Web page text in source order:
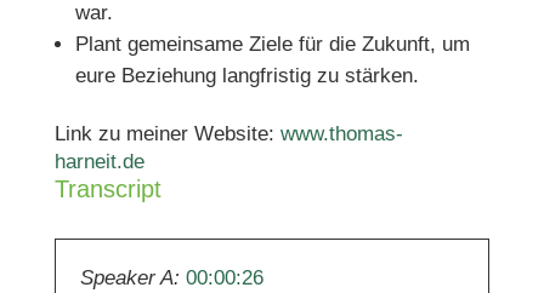
war.
Plant gemeinsame Ziele für die Zukunft, um
eure Beziehung langfristig zu stärken.
Link zu meiner Website: www.thomas-
harneit.de
Transcript
Speaker A: 00:00:26